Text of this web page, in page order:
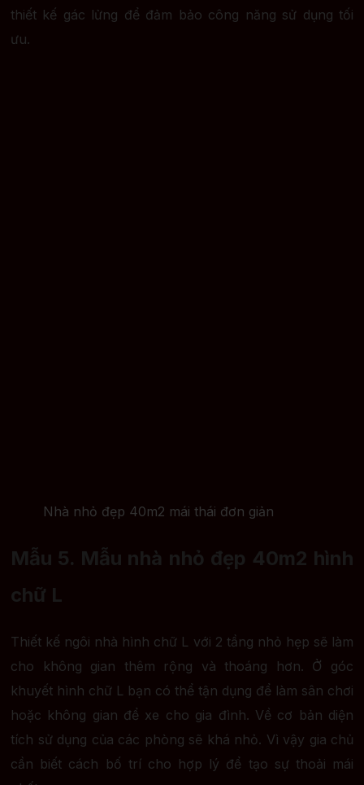
thiết kế gác lửng để đảm bảo công năng sử dụng tối
ưu.
Nhà nhỏ đẹp 40m2 mái thái đơn giản
Mẫu 5. Mẫu nhà nhỏ đẹp 40m2 hình
chữ L
Thiết kế ngôi nhà hình chữ L với 2 tầng nhỏ hẹp sẽ làm
cho không gian thêm rộng và thoáng hơn. Ở góc
khuyết hình chữ L bạn có thể tận dụng để làm sân chơi
hoặc không gian để xe cho gia đình. Về cơ bản diện
tích sử dụng của các phòng sẽ khá nhỏ. Vì vậy gia chủ
cần biết cách bố trí cho hợp lý để tạo sự thoải mái